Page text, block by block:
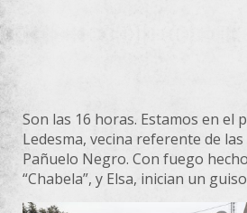
Son las 16 horas. Estamos en el
Ledesma, vecina referente de
Pañuelo Negro. Con fuego
“Chabela”, y Elsa, inician un